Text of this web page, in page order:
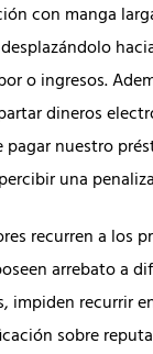
con manga
o ingresos.
dineros
nuestro
una
recurren a los
arrebato a
impiden recurrir
sobre